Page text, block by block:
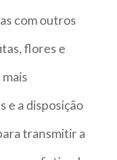
com outros
flores e
e a disposição
transmitir a